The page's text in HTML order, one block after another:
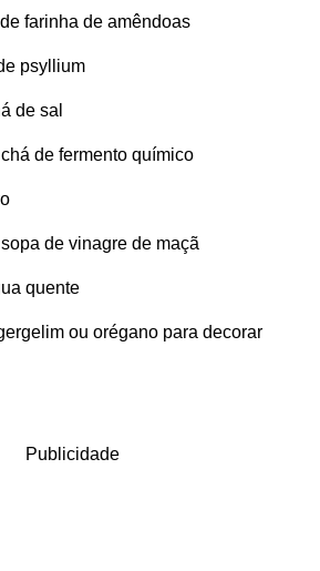
farinha de amêndoas
psyllium
de sal
de fermento químico
de vinagre de maçã
quente
ou orégano para decorar
Publicidade